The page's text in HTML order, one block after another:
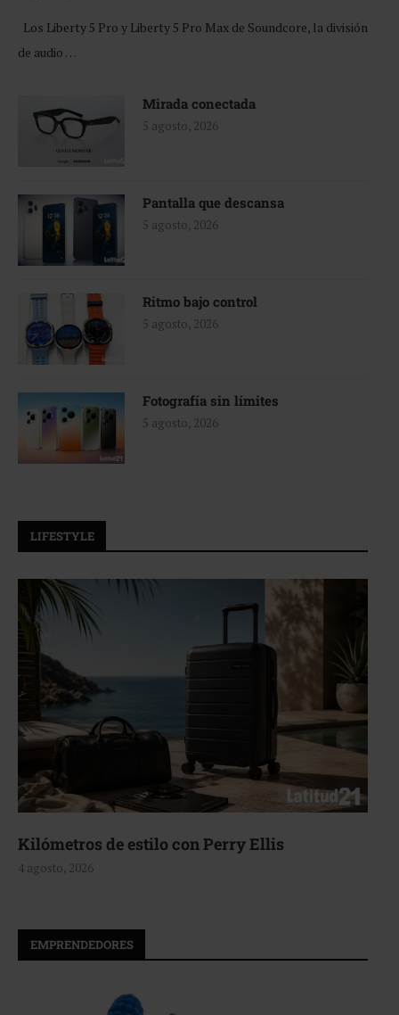
Los Liberty 5 Pro y Liberty 5 Pro Max de Soundcore, la división
de audio …
Mirada conectada
5 agosto, 2026
Pantalla que descansa
5 agosto, 2026
Ritmo bajo control
5 agosto, 2026
Fotografía sin límites
5 agosto, 2026
LIFESTYLE
Kilómetros de estilo con Perry Ellis
4 agosto, 2026
EMPRENDEDORES